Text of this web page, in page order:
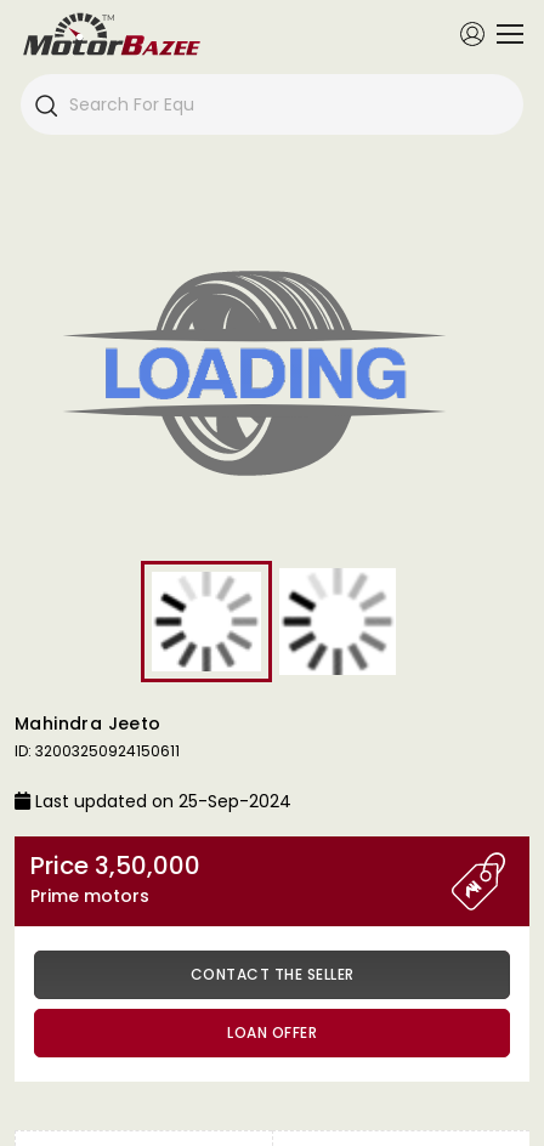
Mahindra Jeeto
ID: 32003250924150611
Last updated on 25-Sep-2024
Price 3,50,000
Prime motors
CONTACT THE SELLER
LOAN OFFER